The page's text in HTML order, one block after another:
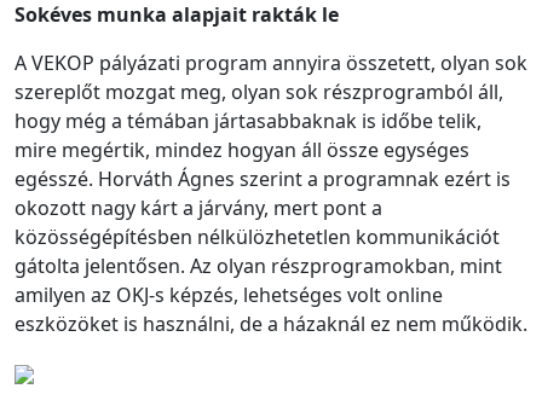
Sokéves munka alapjait rakták le
A VEKOP pályázati program annyira összetett, olyan sok
szereplőt mozgat meg, olyan sok részprogramból áll,
hogy még a témában jártasabbaknak is időbe telik,
mire megértik, mindez hogyan áll össze egységes
egésszé. Horváth Ágnes szerint a programnak ezért is
okozott nagy kárt a járvány, mert pont a
közösségépítésben nélkülözhetetlen kommunikációt
gátolta jelentősen. Az olyan részprogramokban, mint
amilyen az OKJ-s képzés, lehetséges volt online
eszközöket is használni, de a házaknál ez nem működik.